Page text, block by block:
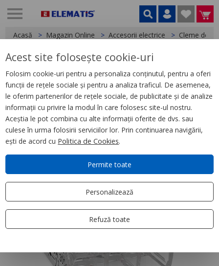
Acasă Magazin Online Accesorii electrice Cleme de
< Cleme de legatura
Clema de doza, 3 poli,
conductor flexibil sau rigid, 4
mm, transparent
Acest site folosește cookie-uri
Folosim cookie-uri pentru a personaliza conținutul, pentru a oferi
funcții de rețele sociale și pentru a analiza traficul. De asemenea,
le oferim partenerilor de rețele sociale, de publicitate și de analize
informații cu privire la modul în care folosesc site-ul nostru.
Aceștia le pot combina cu alte informații oferite de dvs. sau
culese în urma folosirii serviciilor lor. Prin continuarea navigării,
ești de acord cu Politica de Cookies.
Permite toate
Personalizează
Refuză toate